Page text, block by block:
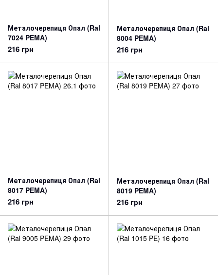
Металочерепиця Опал (Ral
7024 PEMA)
216 грн
Металочерепиця Опал (Ral
8004 PEMA)
216 грн
Металочерепиця Опал (Ral
8017 PEMA)
216 грн
Металочерепиця Опал (Ral
8019 PEMA)
216 грн